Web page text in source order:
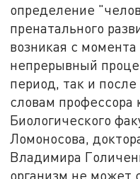
определение
пренатального
возникая с
непрерывный
период, так и
словам профессора
Биологического
Ломоносова,
Владимира
организм не может